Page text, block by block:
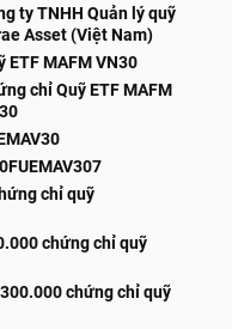
ty TNHH Quản lý quỹ
Asset (Việt Nam)
ETF MAFM VN30
chỉ Quỹ ETF MAFM
chỉ quỹ
chứng chỉ quỹ
chứng chỉ quỹ